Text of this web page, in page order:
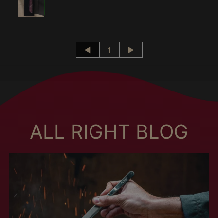
◄ 1 ►
ALL RIGHT BLOG
Botsuana (MXN $)
Brasil (MXN $)
Burundi (MXN $)
Camarões (MXN $)
Cazaquistão (MXN